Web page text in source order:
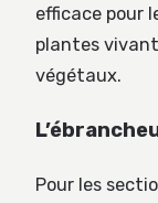
efficace pour
plantes
végétaux.
Pour les